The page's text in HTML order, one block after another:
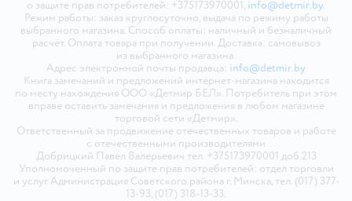
о защите прав потребителей: +375173970001, info@detmir.by.
Режим работы: заказ круглосуточно, выдача по режиму работы
выбранного магазина. Способ оплаты: наличный и безналичный
расчёт. Оплата товара при получении. Доставка: самовывоз
из выбранного магазина.
Адрес электронной почты продавца: info@detmir.by
Книга замечаний и предложений интернет-магазина находится
по месту нахождения ООО «Детмир БЕЛ». Потребитель при этом
вправе оставить замечания и предложения в любом магазине
торговой сети «Детмир».
Ответственный за продвижение отечественных товаров и работе
с отечественными производителями
Добрицкий Павел Валерьевич тел. +375173970001 доб.213
Уполномоченный по защите прав потребителей: отдел торговли
и услуг Администрация Советского района г. Минска, тел. (017) 377-
13-93, (017) 318-13-33.